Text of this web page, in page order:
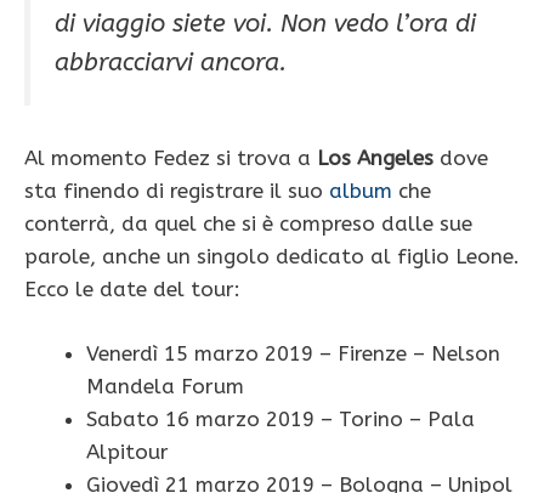
di viaggio siete voi. Non vedo l’ora di
abbracciarvi ancora.
Al momento Fedez si trova a Los Angeles dove
sta finendo di registrare il suo album che
conterrà, da quel che si è compreso dalle sue
parole, anche un singolo dedicato al figlio Leone.
Ecco le date del tour:
Venerdì 15 marzo 2019 – Firenze – Nelson
Mandela Forum
Sabato 16 marzo 2019 – Torino – Pala
Alpitour
Giovedì 21 marzo 2019 – Bologna – Unipol